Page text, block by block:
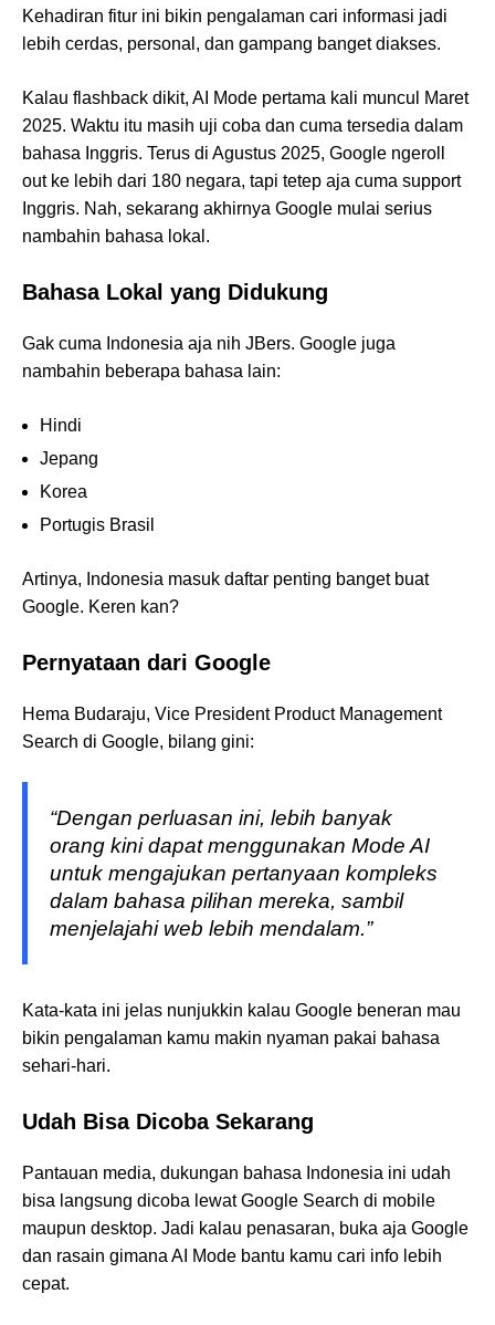
Kehadiran fitur ini bikin pengalaman cari informasi jadi
lebih cerdas, personal, dan gampang banget diakses.
Kalau flashback dikit, AI Mode pertama kali muncul Maret
2025. Waktu itu masih uji coba dan cuma tersedia dalam
bahasa Inggris. Terus di Agustus 2025, Google ngeroll
out ke lebih dari 180 negara, tapi tetep aja cuma support
Inggris. Nah, sekarang akhirnya Google mulai serius
nambahin bahasa lokal.
Bahasa Lokal yang Didukung
Gak cuma Indonesia aja nih JBers. Google juga
nambahin beberapa bahasa lain:
Hindi
Jepang
Korea
Portugis Brasil
Artinya, Indonesia masuk daftar penting banget buat
Google. Keren kan?
Pernyataan dari Google
Hema Budaraju, Vice President Product Management
Search di Google, bilang gini:
“Dengan perluasan ini, lebih banyak
orang kini dapat menggunakan Mode AI
untuk mengajukan pertanyaan kompleks
dalam bahasa pilihan mereka, sambil
menjelajahi web lebih mendalam.”
Kata-kata ini jelas nunjukkin kalau Google beneran mau
bikin pengalaman kamu makin nyaman pakai bahasa
sehari-hari.
Udah Bisa Dicoba Sekarang
Pantauan media, dukungan bahasa Indonesia ini udah
bisa langsung dicoba lewat Google Search di mobile
maupun desktop. Jadi kalau penasaran, buka aja Google
dan rasain gimana AI Mode bantu kamu cari info lebih
cepat.